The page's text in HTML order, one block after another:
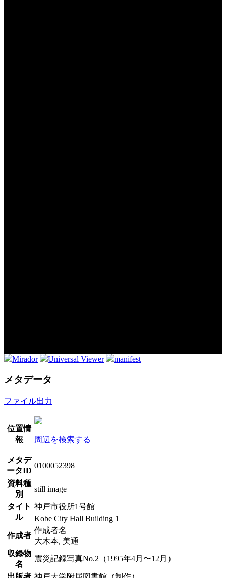
Mirador Universal Viewer manifest
メタデータ
ファイル出力
位置情
報
周辺を検索する
メタデ
ータID
0100052398
資料種
別
still image
タイト
ル
神戸市役所1号館
Kobe City Hall Building 1
作成者
作成者名
大木本, 美通
収録物
名
震災記録写真No.2（1995年4月〜12月）